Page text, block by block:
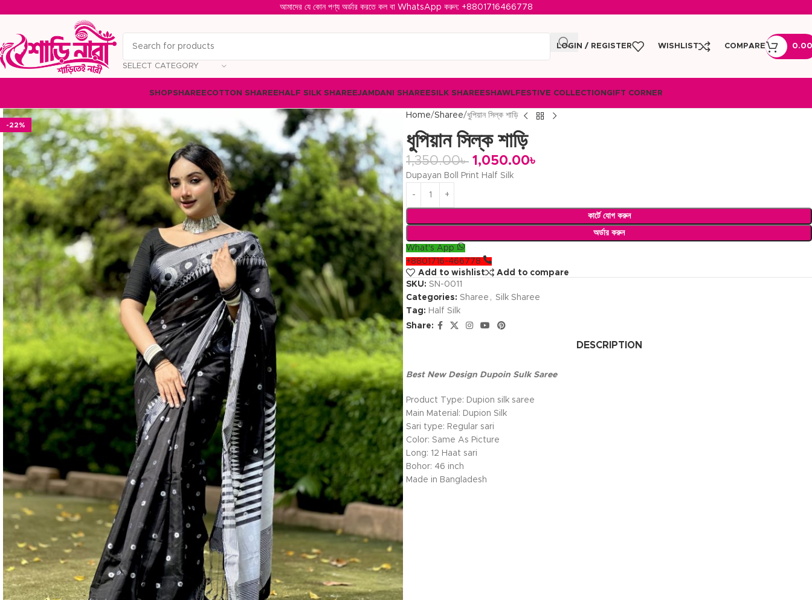
আমাদের যে কোন পণ্য অর্ডার করতে কল বা WhatsApp করুন: ‪ +8801716466778‬
SELECT CATEGORY
LOGIN / REGISTER WISHLIST COMPARE 0.00
SHOPSHAREECOTTON SHAREE HALF SILK SHAREEJAMDANI SHAREESILK SHAREESHAWLFESTIVE COLLECTION GIFT CORNER
-22%
Home Sharee ধুপিয়ান সিল্ক শাড়ি
ধুপিয়ান সিল্ক শাড়ি
1,350.00৳ 1,050.00৳
Dupayan Boll Print Half Silk
কার্টে যোগ করুন
অর্ডার করুন
What's App
+8801716-466778
Add to wishlist
Add to compare
SKU: SN-0011
Categories: Sharee , Silk Sharee
Tag: Half Silk
Share:
DESCRIPTION
Best New Design Dupoin Sulk Saree
Product Type: Dupion silk saree
Main Material: Dupion Silk
Sari type: Regular sari
Color: Same As Picture
Long: 12 Haat sari
Bohor: 46 inch
Made in Bangladesh